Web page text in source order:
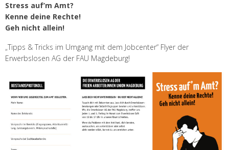
Stress auf’m Amt?
Kenne deine Rechte!
Geh nicht allein!
„Tipps & Tricks im Umgang mit dem Jobcenter“ Flyer der
Erwerbslosen AG der FAU Magdeburg!